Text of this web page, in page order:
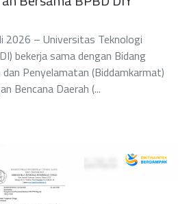
2026 – Universitas Teknologi
bekerja sama dengan Bidang
Penyelamatan (Biddamkarmat)
Bencana Daerah (...